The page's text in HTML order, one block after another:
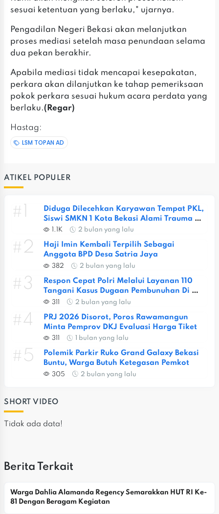
sesuai ketentuan yang berlaku," ujarnya.
Pengadilan Negeri Bekasi akan melanjutkan
proses mediasi setelah masa penundaan selama
dua pekan berakhir.
Apabila mediasi tidak mencapai kesepakatan,
perkara akan dilanjutkan ke tahap pemeriksaan
pokok perkara sesuai hukum acara perdata yang
berlaku.(Regar)
Hastag:
LSM TOPAN AD
ATIKEL POPULER
#1
Diduga Dilecehkan Karyawan Tempat PKL,
Siswi SMKN 1 Kota Bekasi Alami Trauma
Berat
1.1K 2 bulan yang lalu
#2
Haji Imin Kembali Terpilih Sebagai
Anggota BPD Desa Satria Jaya
382 2 bulan yang lalu
#3
Respon Cepat Polri Melalui Layanan 110
Tangani Kasus Dugaan Pembunuhan Di
Jatiasih
311 2 bulan yang lalu
#4
PRJ 2026 Disorot, Poros Rawamangun
Minta Pemprov DKJ Evaluasi Harga Tiket
311 1 bulan yang lalu
#5
Polemik Parkir Ruko Grand Galaxy Bekasi
Buntu, Warga Butuh Ketegasan Pemkot
305 2 bulan yang lalu
SHORT VIDEO
Tidak ada data!
Berita Terkait
Warga Dahlia Alamanda Regency Semarakkan HUT RI Ke-
81 Dengan Beragam Kegiatan